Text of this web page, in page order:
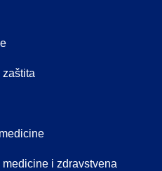
zaštita
i zdravstvena